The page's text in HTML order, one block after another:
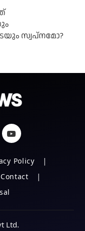
സ്വപ്നമോ?
Policy
Contact
Ltd.